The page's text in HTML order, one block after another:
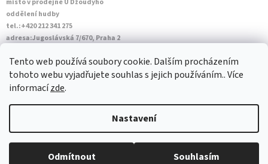
Tento web používá soubory cookie. Dalším procházením
tohoto webu vyjadřujete souhlas s jejich používáním.. Více
informacízde.
Nastavení
Odmítnout Souhlasím
místo v prodejně U Džoudyho
oddělení hudby
tel.:+420 212 341 275
adresa:Jugoslávská 7/670, Praha 2
Sobota: 10:00 - 14:45
Copyright 2026U Džoudyho. Všechna práva vyhrazena.